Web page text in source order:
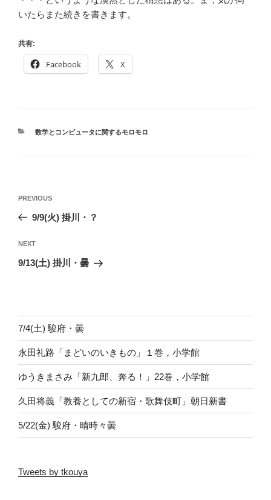
いたらまた続きを書きます。
共有:
Facebook X
CATEGORIES
数学とコンピュータに関するモロモロ
ビ
ゲ
ン
Previous
Post
PREVIOUS
9/9(火) 掛川・？
Next
Post
NEXT
9/13(土) 掛川・曇
7/4(土) 駿府・曇
永田礼路「まどいのいきもの」１巻，小学館
ゆうきまさみ「新九郎、奔る！」22巻，小学館
久田将義「教養としての新宿・歌舞伎町」朝日新書
5/22(金) 駿府・晴時々曇
Tweets by tkouya